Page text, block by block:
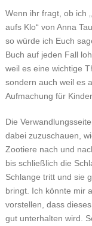
Wenn ihr fragt, ob ich
aufs Klo“ von Anna
so würde ich Euch
Buch auf jeden Fall
weil es eine wichtige
sondern auch weil es
Aufmachung für
Die
dabei zuzuschauen,
Zootiere nach und
bis schließlich die
Schlange tritt und sie
bringt. Ich könnte mir
vorstellen, dass
gut unterhalten wird.